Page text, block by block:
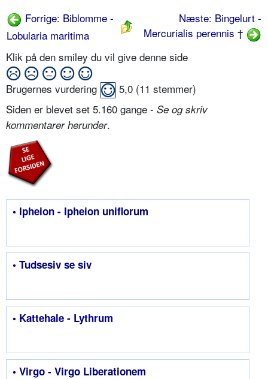
Forrige: Biblomme -
Lobularia maritima
Næste: Bingelurt -
Mercurialis perennis †
Klik på den smiley du vil give denne side
Brugernes vurdering 5,0 (11 stemmer)
Siden er blevet set 5.160 gange - Se og skriv
kommentarer herunder.
• Ipheion - Ipheion uniflorum
• Tudsesiv se siv
• Kattehale - Lythrum
• Virgo - Virgo Liberationem